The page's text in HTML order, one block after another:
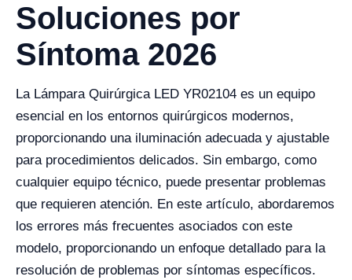
Soluciones por
Síntoma 2026
La Lámpara Quirúrgica LED YR02104 es un equipo
esencial en los entornos quirúrgicos modernos,
proporcionando una iluminación adecuada y ajustable
para procedimientos delicados. Sin embargo, como
cualquier equipo técnico, puede presentar problemas
que requieren atención. En este artículo, abordaremos
los errores más frecuentes asociados con este
modelo, proporcionando un enfoque detallado para la
resolución de problemas por síntomas específicos.